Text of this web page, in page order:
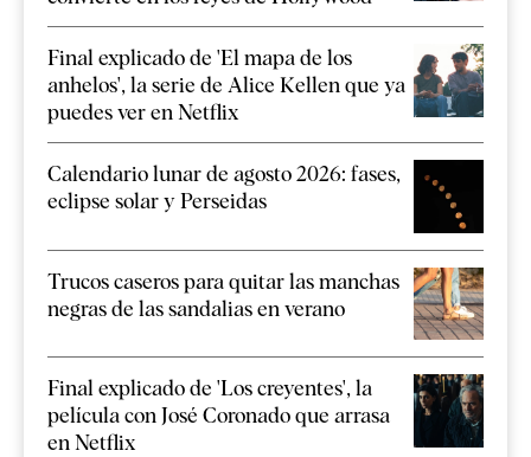
Final explicado de 'El mapa de los
anhelos', la serie de Alice Kellen que ya
puedes ver en Netflix
Calendario lunar de agosto 2026: fases,
eclipse solar y Perseidas
Trucos caseros para quitar las manchas
negras de las sandalias en verano
Final explicado de 'Los creyentes', la
película con José Coronado que arrasa
en Netflix